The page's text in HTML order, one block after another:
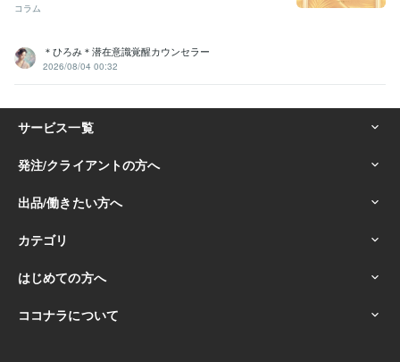
コラム
＊ひろみ＊潜在意識覚醒カウンセラー
2026/08/04 00:32